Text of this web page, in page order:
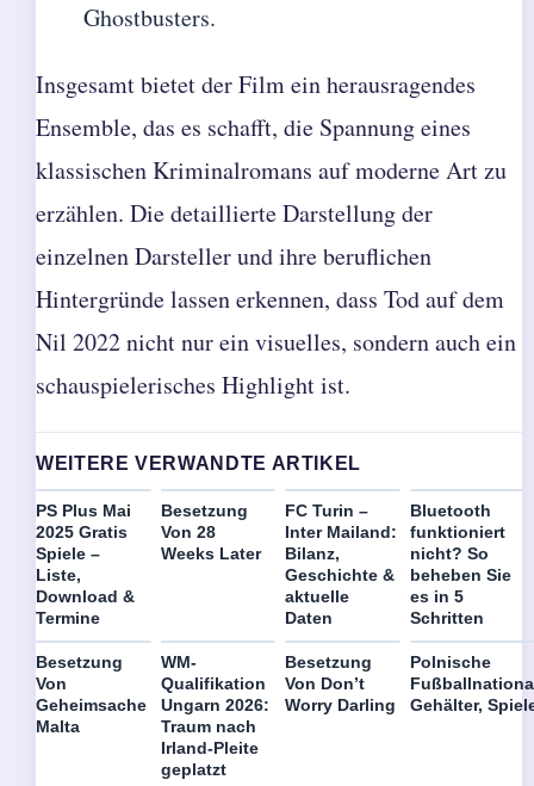
Ghostbusters.
Insgesamt bietet der Film ein herausragendes
Ensemble, das es schafft, die Spannung eines
klassischen Kriminalromans auf moderne Art zu
erzählen. Die detaillierte Darstellung der
einzelnen Darsteller und ihre beruflichen
Hintergründe lassen erkennen, dass Tod auf dem
Nil 2022 nicht nur ein visuelles, sondern auch ein
schauspielerisches Highlight ist.
WEITERE VERWANDTE ARTIKEL
PS Plus Mai
2025 Gratis
Spiele –
Liste,
Download &
Termine
Besetzung
Von 28
Weeks Later
FC Turin –
Inter Mailand:
Bilanz,
Geschichte &
aktuelle
Daten
Bluetooth
funktioniert
nicht? So
beheben Sie
es in 5
Schritten
Besetzung
Von
Geheimsache
Malta
WM-
Qualifikation
Ungarn 2026:
Traum nach
Irland-Pleite
geplatzt
Besetzung
Von Don’t
Worry Darling
Polnische
Gehälter,